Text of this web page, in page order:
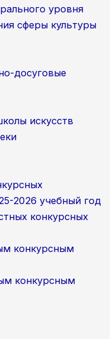
уровня
сферы культуры
досуговые
искусств
2026 учебный год
конкурсных
конкурсным
конкурсным